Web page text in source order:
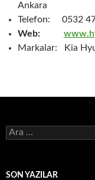
Ankara
Telefon: 0532
Web:
Markalar: Kia
Arama:
SON YAZILAR